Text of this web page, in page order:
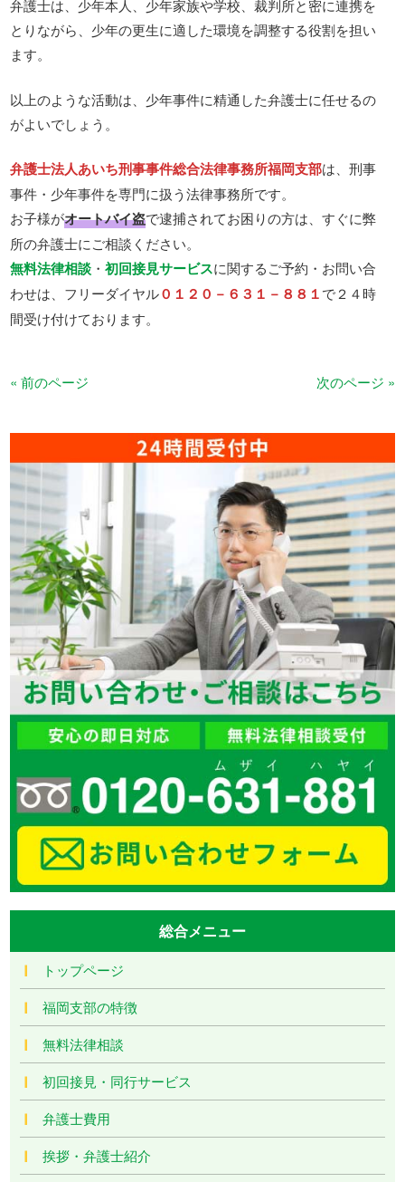
弁護士は、少年本人、少年家族や学校、裁判所と密に連携を
とりながら、少年の更生に適した環境を調整する役割を担い
ます。
以上のような活動は、少年事件に精通した弁護士に任せるの
がよいでしょう。
弁護士法人あいち刑事事件総合法律事務所福岡支部は、刑事
事件・少年事件を専門に扱う法律事務所です。
お子様がオートバイ盗で逮捕されてお困りの方は、すぐに弊
所の弁護士にご相談ください。
無料法律相談 ・初回接見サービスに関するご予約・お問い合
わせは、フリーダイヤル０１２０－６３１－８８１で２４時
間受け付けております。
« 前のページ 次のページ »
総合メニュー
トップページ
福岡支部の特徴
無料法律相談
初回接見・同行サービス
弁護士費用
挨拶・弁護士紹介